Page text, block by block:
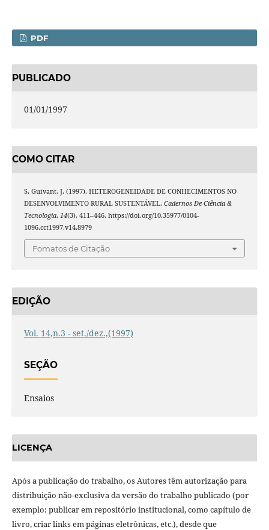
PDF
PUBLICADO
01/01/1997
COMO CITAR
S. Guivant, J. (1997). HETEROGENEIDADE DE CONHECIMENTOS NO
DESENVOLVIMENTO RURAL SUSTENTÁVEL. Cadernos De Ciência &
Tecnologia, 14(3), 411–446. https://doi.org/10.35977/0104-
1096.cct1997.v14.8979
Fomatos de Citação
EDIÇÃO
Vol. 14,n.3 - set./dez.,(1997)
SEÇÃO
Ensaios
LICENÇA
Após a publicação do trabalho, os Autores têm autorização para
distribuição não-exclusiva da versão do trabalho publicado (por
exemplo: publicar em repositório institucional, como capítulo de
livro, criar links em páginas eletrônicas, etc.), desde que